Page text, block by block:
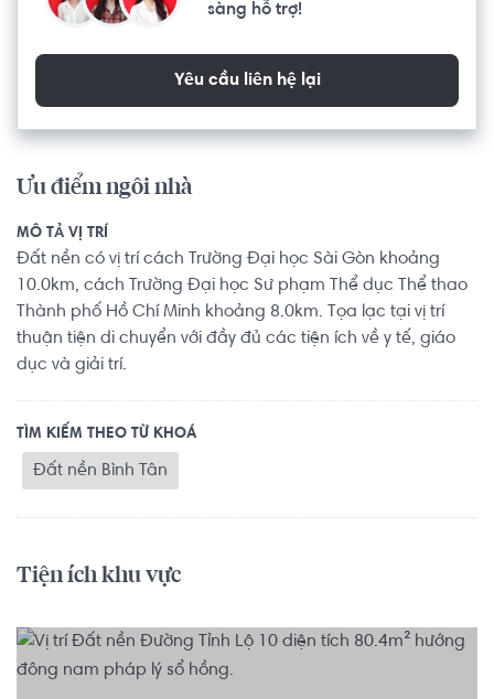
sàng hỗ trợ!
Yêu cầu liên hệ lại
Ưu điểm ngôi nhà
MÔ TẢ VỊ TRÍ
Đất nền có vị trí cách Trường Đại học Sài Gòn khoảng
10.0km, cách Trường Đại học Sư phạm Thể dục Thể thao
Thành phố Hồ Chí Minh khoảng 8.0km. Tọa lạc tại vị trí
thuận tiện di chuyển với đầy đủ các tiện ích về y tế, giáo
dục và giải trí.
TÌM KIẾM THEO TỪ KHOÁ
Đất nền Bình Tân
Tiện ích khu vực